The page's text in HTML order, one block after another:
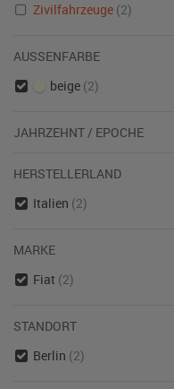
Zivilfahrzeuge (2)
AUSSENFARBE
beige (2)
JAHRZEHNT / EPOCHE
HERSTELLERLAND
Italien (2)
MARKE
Fiat (2)
STANDORT
Berlin (2)